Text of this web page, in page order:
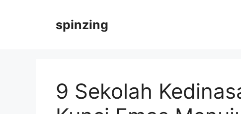
spinzing
9 Sekolah